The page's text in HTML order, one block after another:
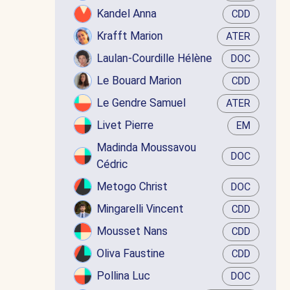
Kandel Anna CDD
Krafft Marion ATER
Laulan-Courdille Hélène DOC
Le Bouard Marion CDD
Le Gendre Samuel ATER
Livet Pierre EM
Madinda Moussavou
Cédric
DOC
Metogo Christ DOC
Mingarelli Vincent CDD
Mousset Nans CDD
Oliva Faustine CDD
Pollina Luc DOC